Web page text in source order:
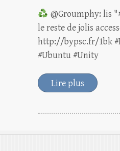
@Groumphy: lis
le reste de jolis
http://bypsc.fr/1bk
#Ubuntu #Unity
Lire plus